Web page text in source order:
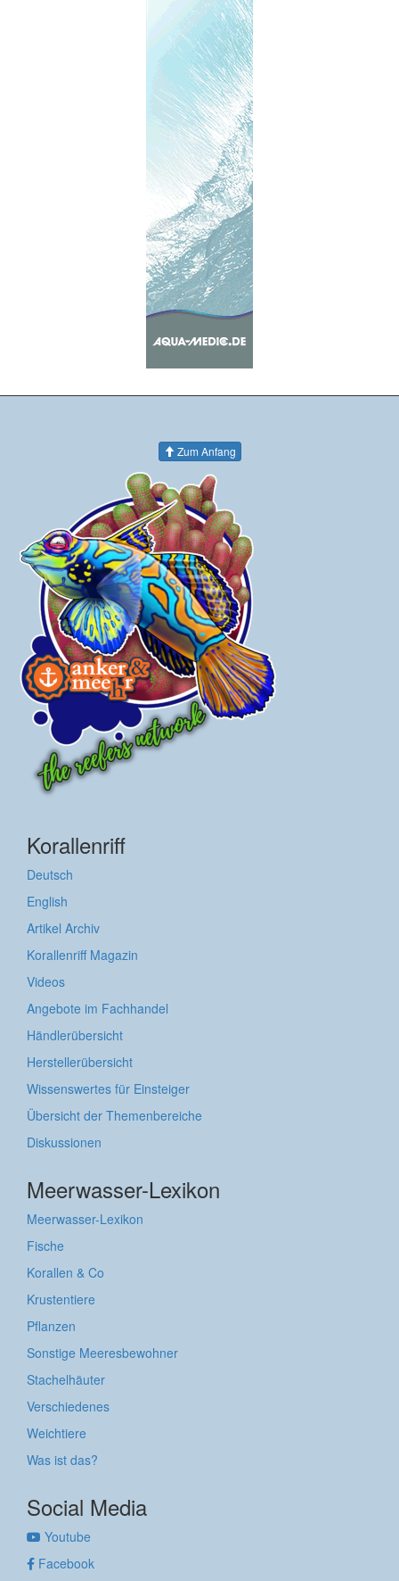
Zum Anfang
Korallenriff
Deutsch
English
Artikel Archiv
Korallenriff Magazin
Videos
Angebote im Fachhandel
Händlerübersicht
Herstellerübersicht
Wissenswertes für Einsteiger
Übersicht der Themenbereiche
Diskussionen
Meerwasser-Lexikon
Meerwasser-Lexikon
Fische
Korallen & Co
Krustentiere
Pflanzen
Sonstige Meeresbewohner
Stachelhäuter
Verschiedenes
Weichtiere
Was ist das?
Social Media
Youtube
Facebook